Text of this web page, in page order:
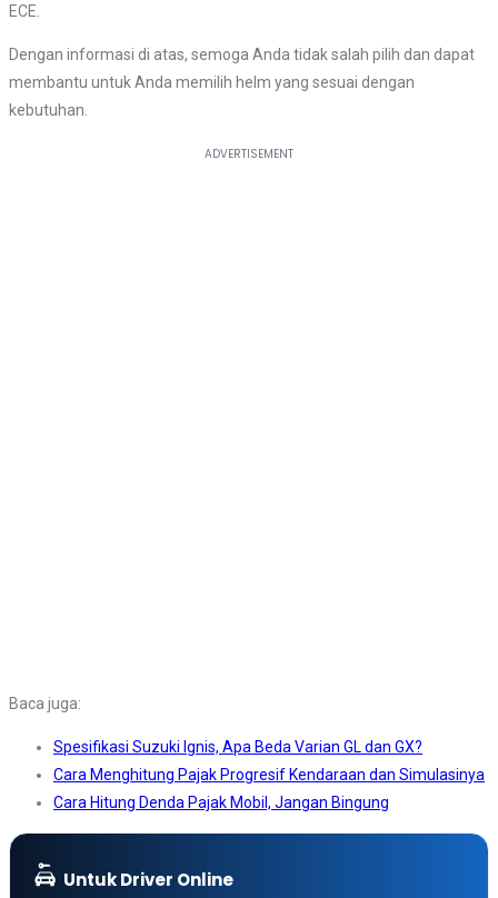
ECE.
Dengan informasi di atas, semoga Anda tidak salah pilih dan dapat
membantu untuk Anda memilih helm yang sesuai dengan
kebutuhan.
Baca juga:
Spesifikasi Suzuki Ignis, Apa Beda Varian GL dan GX?
Cara Menghitung Pajak Progresif Kendaraan dan Simulasinya
Cara Hitung Denda Pajak Mobil, Jangan Bingung
Untuk Driver Online